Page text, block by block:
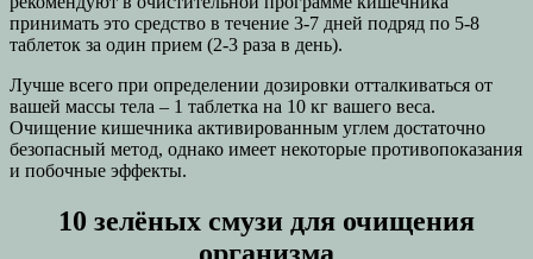
принимать это средство в течение 3-7 дней подряд по 5-8
таблеток за один прием (2-3 раза в день).
Лучше всего при определении дозировки отталкиваться от
вашей массы тела – 1 таблетка на 10 кг вашего веса.
Очищение кишечника активированным углем достаточно
безопасный метод, однако имеет некоторые противопоказания
и побочные эффекты.
10 зелёных смузи для очищения